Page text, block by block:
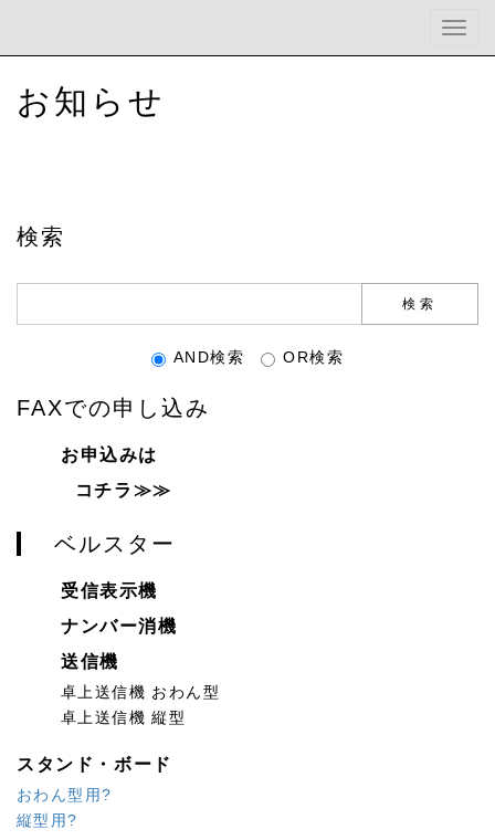
お知らせ
検索
AND検索 OR検索
FAXでの申し込み
お申込みは
コチラ≫≫
ベルスター
受信表示機
ナンバー消機
送信機
卓上送信機 おわん型
卓上送信機 縦型
スタンド・ボード
おわん型用?
縦型用?